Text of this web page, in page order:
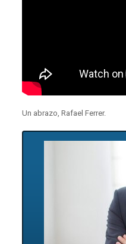
Un abrazo, Rafael Ferrer.